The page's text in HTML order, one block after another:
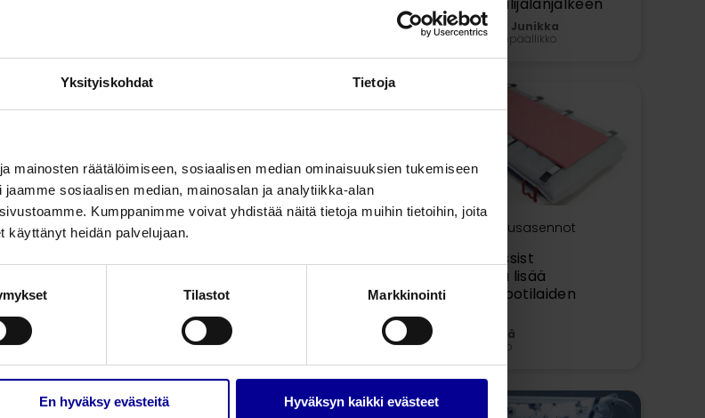
Yksityiskohdat Tietoja
mainosten räätälöimiseen, sosiaalisen median ominaisuuksien tukemiseen
sosiaalisen median, mainosalan ja analytiikka-alan
Kumppanimme voivat yhdistää näitä tietoja muihin tietoihin, joita
käyttänyt heidän palvelujaan.
Tilastot Markkinointi
En hyväksy evästeitä Hyväksyn kaikki evästeet
Anna-Leena Junikka
Kliininen tuotepäällikkö
Leikkausasennot
Pink Pad Air Assist
asentopatjalla lisää
turvallisuutta potilaiden
siirtelyyn
Kari Mäkipää
Tuotepäällikkö